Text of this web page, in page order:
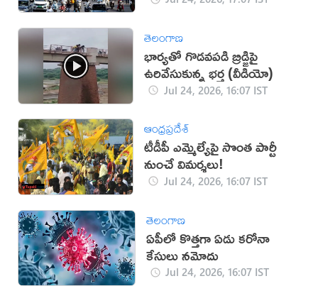
తెలంగాణ
భార్యతో గొడవపడి బ్రిడ్జిపై
ఉరివేసుకున్న భర్త (వీడియో)
Jul 24, 2026, 16:07 IST
ఆంధ్రప్రదేశ్
టీడీపీ ఎమ్మెల్యేపై సొంత పార్టీ
నుంచే విమర్శలు!
Jul 24, 2026, 16:07 IST
తెలంగాణ
ఏపీలో కొత్తగా ఏడు కరోనా
కేసులు నమోదు
Jul 24, 2026, 16:07 IST